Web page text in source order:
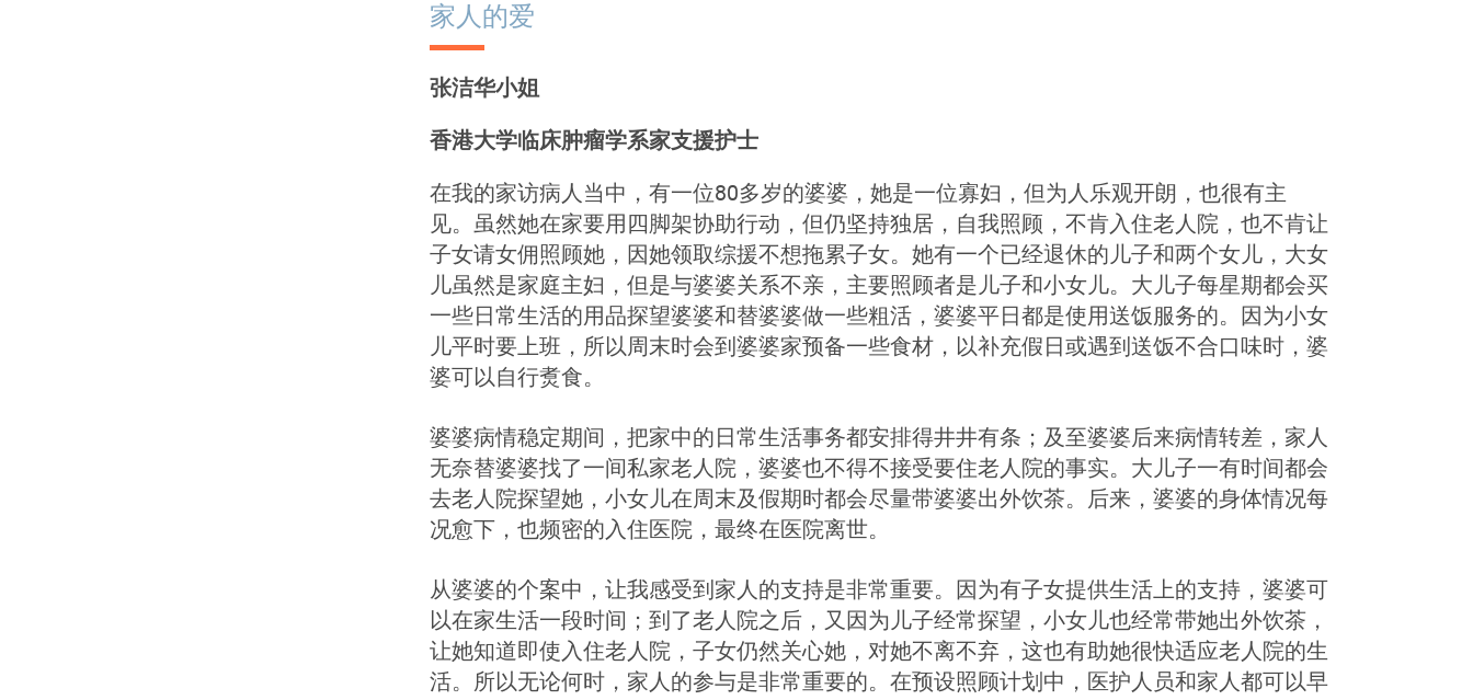
家人的爱
张洁华小姐
香港大学临床肿瘤学系家支援护士
在我的家访病人当中，有一位80多岁的婆婆，她是一位寡妇，但为人乐观开朗，也很有主
见。虽然她在家要用四脚架协助行动，但仍坚持独居，自我照顾，不肯入住老人院，也不肯让
子女请女佣照顾她，因她领取综援不想拖累子女。她有一个已经退休的儿子和两个女儿，大女
儿虽然是家庭主妇，但是与婆婆关系不亲，主要照顾者是儿子和小女儿。大儿子每星期都会买
一些日常生活的用品探望婆婆和替婆婆做一些粗活，婆婆平日都是使用送饭服务的。因为小女
儿平时要上班，所以周末时会到婆婆家预备一些食材，以补充假日或遇到送饭不合口味时，婆
婆可以自行煑食。
婆婆病情稳定期间，把家中的日常生活事务都安排得井井有条；及至婆婆后来病情转差，家人
无奈替婆婆找了一间私家老人院，婆婆也不得不接受要住老人院的事实。大儿子一有时间都会
去老人院探望她，小女儿在周末及假期时都会尽量带婆婆出外饮茶。后来，婆婆的身体情况每
况愈下，也频密的入住医院，最终在医院离世。
从婆婆的个案中，让我感受到家人的支持是非常重要。因为有子女提供生活上的支持，婆婆可
以在家生活一段时间；到了老人院之后，又因为儿子经常探望，小女儿也经常带她出外饮茶，
让她知道即使入住老人院，子女仍然关心她，对她不离不弃，这也有助她很快适应老人院的生
活。所以无论何时，家人的参与是非常重要的。在预设照顾计划中，医护人员和家人都可以早